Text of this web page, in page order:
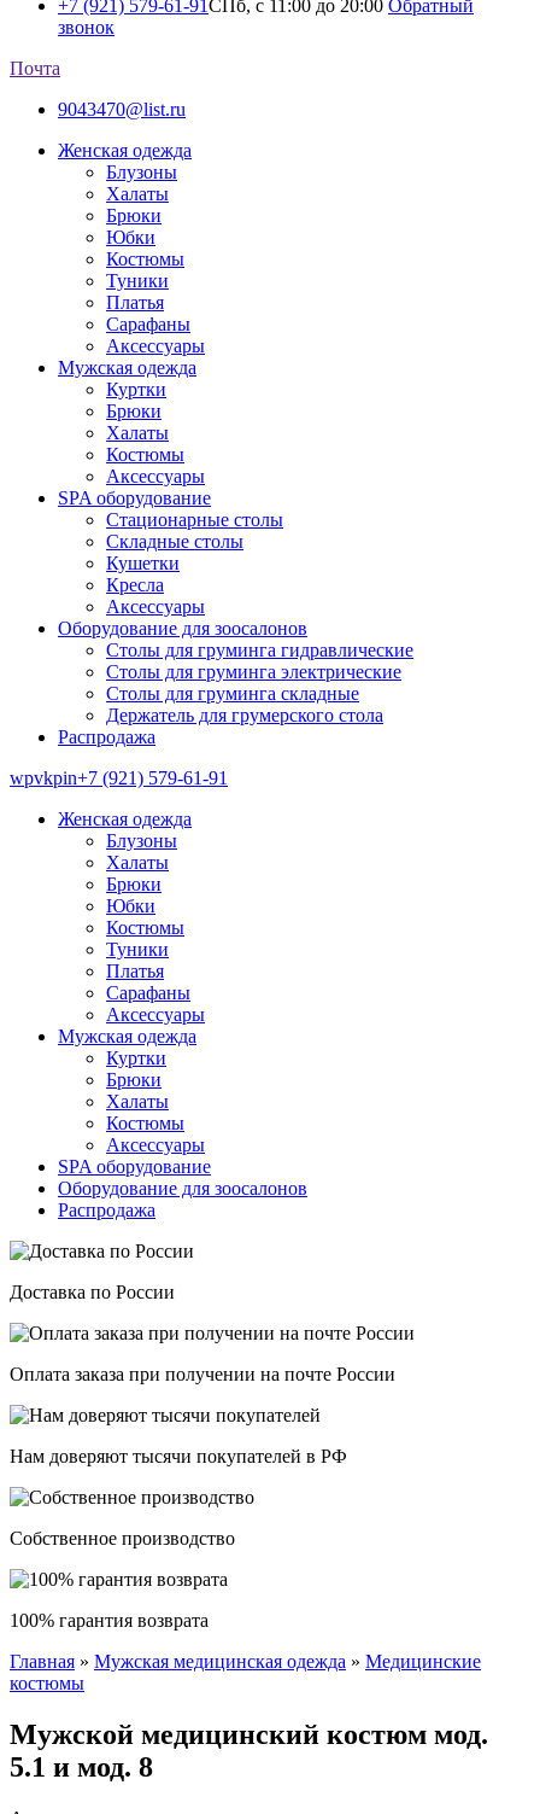
+7 (921) 579-61-91 СПб, с 11:00 до 20:00 Обратный
звонок
Почта
9043470@list.ru
Женская одежда
Блузоны
Халаты
Брюки
Юбки
Костюмы
Туники
Платья
Сарафаны
Аксессуары
Мужская одежда
Куртки
Брюки
Халаты
Костюмы
Аксессуары
SPA оборудование
Стационарные столы
Складные столы
Кушетки
Кресла
Аксессуары
Оборудование для зоосалонов
Столы для груминга гидравлические
Столы для груминга электрические
Столы для груминга складные
Держатель для грумерского стола
Распродажа
wpvkpin+7 (921) 579-61-91
Женская одежда
Блузоны
Халаты
Брюки
Юбки
Костюмы
Туники
Платья
Сарафаны
Аксессуары
Мужская одежда
Куртки
Брюки
Халаты
Костюмы
Аксессуары
SPA оборудование
Оборудование для зоосалонов
Распродажа
Доставка по России
Оплата заказа при получении на почте России
Нам доверяют тысячи покупателей в РФ
Собственное производство
100% гарантия возврата
Вы здесь
Главная » Мужская медицинская одежда » Медицинские
костюмы
Мужской медицинский костюм мод.
5.1 и мод. 8